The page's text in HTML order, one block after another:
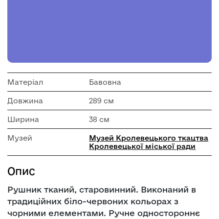
Матеріал Бавовна
Довжина 289 см
Ширина 38 см
Музей
Музей Кролевецького ткацтва
Кролевецької міської ради
Опис
Рушник тканий, старовинний. Виконаний в
традиційних біло-червоних кольорах з
чорними елементами. Ручне одностороннє